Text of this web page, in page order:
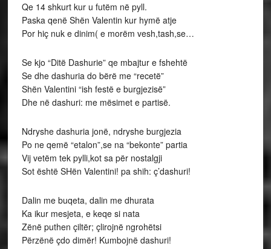
Qe 14 shkurt kur u futëm në pyll.
Paska qenë Shën Valentin kur hymë atje
Por hiç nuk e dinim( e morëm vesh,tash,se…
Se kjo “Ditë Dashurie” qe mbajtur e fshehtë
Se dhe dashuria do bërë me “recetë”
Shën Valentini “ish festë e burgjezisë”
Dhe në dashuri: me mësimet e partisë.
Ndryshe dashuria jonë, ndryshe burgjezia
Po ne qemë “etalon”,se na “bekonte” partia
Vij vetëm tek pylli,kot sa për nostalgji
Sot është SHën Valentini! pa shih: ç’dashuri!
Dalin me buqeta, dalin me dhurata
Ka ikur mesjeta, e keqe si nata
Zënë puthen çiltër; çlirojnë ngrohëtsi
Përzënë çdo dimër! Kumbojnë dashuri!